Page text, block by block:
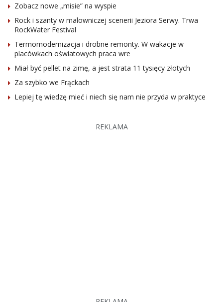
Zobacz nowe „misie” na wyspie
Rock i szanty w malowniczej scenerii Jeziora Serwy. Trwa
RockWater Festival
Termomodernizacja i drobne remonty. W wakacje w
placówkach oświatowych praca wre
Miał być pellet na zimę, a jest strata 11 tysięcy złotych
Za szybko we Frąckach
Lepiej tę wiedzę mieć i niech się nam nie przyda w praktyce
REKLAMA